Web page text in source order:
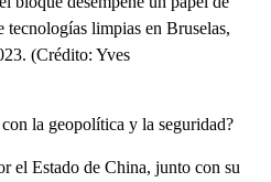
limpias en Bruselas,
(Crédito: Yves
la geopolítica y la seguridad?
el Estado de China, junto con su